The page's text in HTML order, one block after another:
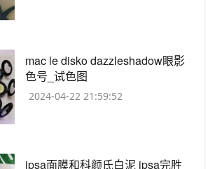
​mac le disko dazzleshadow眼影
色号_试色图
2024-04-22 21:59:52
​ipsa面膜和科颜氏白泥 ipsa完胜